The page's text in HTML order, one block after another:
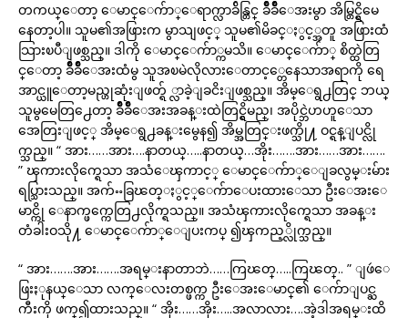
တကယ္ေတာ့ ေမာင္ေက်ာ္ေရာက္လာခ်ိန္တြင္ ခ်ိဳခ်ိဳေအးမွာ အိမ္တြင္ရွိမေ
နေတာ့ပါ။ သူမ၏အဖြားက မွာသျဖင့္ သူမ၏မိခင္ႏွင့္အတူ အဖြားထံ
သြားၿပီျဖစ္သည္။ ဒါကို ေမာင္ေက်ာ္ကမသိ။ ေမာင္ေက်ာ္ စိတ္ထဲတြ
င္ေတာ့ ခ်ိဳခ်ိဳေအးထံမွ သူအၿမဲလိုလားေတာင့္တေနေသာအရာကို ရေ
အာင္ယူေတာ့မည္ဟုဆုံးျဖတ္ရ် ္လာခဲ့ျခငိးျဖစ္သည္။ အိမ္ေရွ႕တြင္ ဘယ္
သူမွမေတြ႕ေတာ့ ခ်ိဳခ်ိဳေအးအခန္းထဲတြင္ရွိမည္၊ အပိုင္ဘဲဟဟူေသာ
အေတြးျဖင့္ အိမ္ေရွ႕ခန္းမွေန၍ အိမ္အတြင္းဖက္သို႔ ဝင္ရန္ျပင္လို
က္သည္။ “ အား……အား….နာတယ္…..နာတယ္…အိုး…….အား……အား…….
” ၾကားလိုက္ရေသာ အသံေၾကာင့္ ေမာင္ေက်ာ္ေျခလွမ္းမ်ား
ရပ္သြားသည္။ အက်ႌခြၽတ္ႏွင့္ေက်ာေပးထားေသာ ဦးေအးေ
မာင္ကို ေနာက္ဖက္ကေတြ႕လိုက္ရသည္။ အသံၾကားလိုက္ရေသာ အခန္း
တံခါးဝသို႔ ေမာင္ေက်ာ္ေျပးကပ္ ၍ၾကည့္လိုက္သည္။
“ အား…….အား…….အရမ္းနာတာဘဲ……ကြၽတ္…..ကြၽတ္.. ” ျဖဴေ
ဖြးႏုနယ္ေသာ လက္ေလးတစ္ဖက္က ဦးေအးေမာင္၏ ေက်ာျပင္ႀ
ကီးကို ဖက္၍ထားသည္။ “ အိုး……အိုး…..အလာလား….အဲ့ဒါအရမ္းထိ